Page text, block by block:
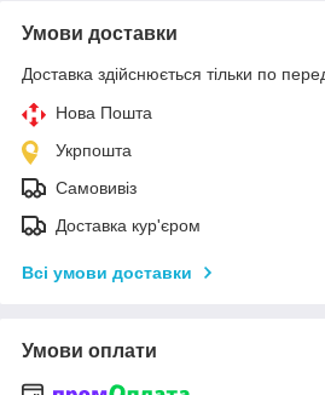
Умови доставки
Доставка здійснюється тільки по
Нова Пошта
Укрпошта
Самовивіз
Доставка кур'єром
Всі умови доставки
Умови оплати